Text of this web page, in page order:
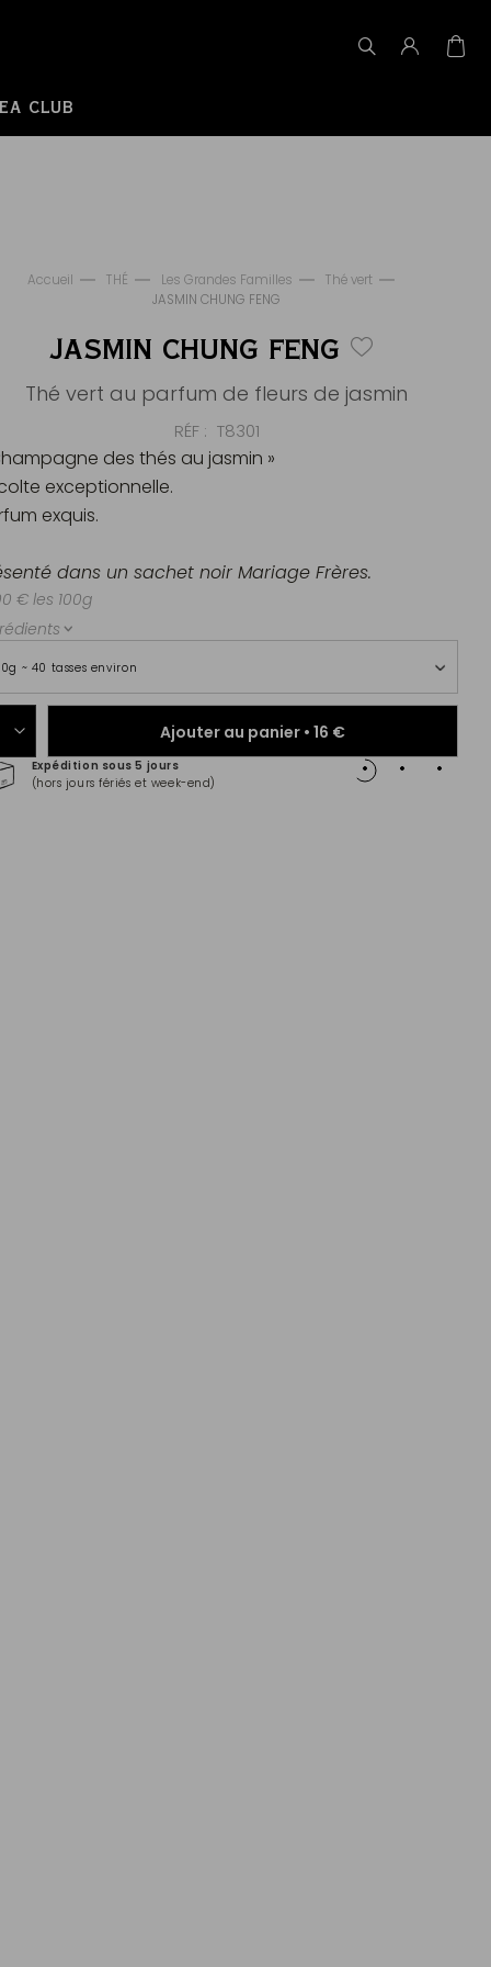
CLUB
Accueil THÉ Les Grandes Familles
Thé vert
JASMIN CHUNG FENG
JASMIN CHUNG FENG
Thé vert au parfum de fleurs de jasmin
RÉF T8301
~ 40 tasses environ
Ajouter au panier • 16 €
Expédition sous 5 jours
(hors jours fériés et week-end)
des thés au jasmin »
exceptionnelle.
exquis.
dans un sachet noir Mariage Frères.
€ les 100g